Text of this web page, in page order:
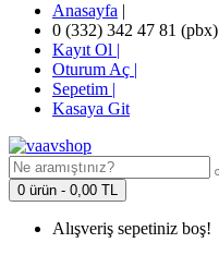
Anasayfa |
0 (332) 342 47 81 (pbx)
Kayıt Ol |
Oturum Aç |
Sepetim |
Kasaya Git
0 ürün - 0,00 TL
Alışveriş sepetiniz boş!